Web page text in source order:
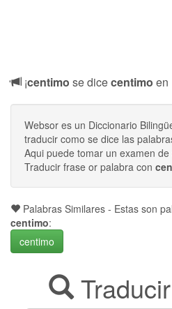
¡centimo se dicecentimo en
Websor es un Diccionario
traducir como se dice las
Aqui puede tomar un examen de
Traducir frase or palabra con
Palabras Similares - Estas son
centimo:
centimo